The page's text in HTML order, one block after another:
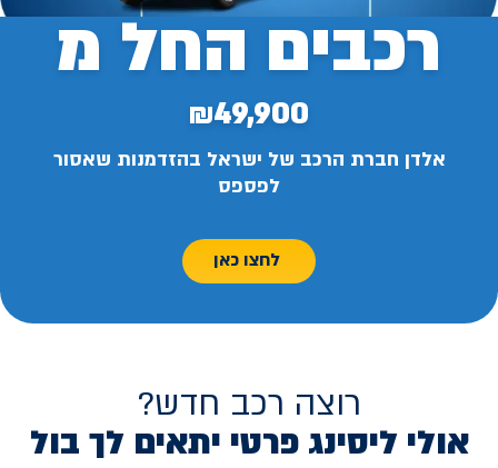
רכבים החל מ
₪49,900
אלדן חברת הרכב של ישראל בהזדמנות שאסור
לפספס
לחצו כאן
רוצה רכב חדש?
אולי ליסינג פרטי יתאים לך בול